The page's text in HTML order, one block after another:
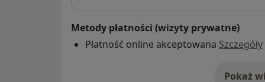
Metody płatności (wizyty prywatne)
Płatność online akceptowana Szczegóły
Pokaż